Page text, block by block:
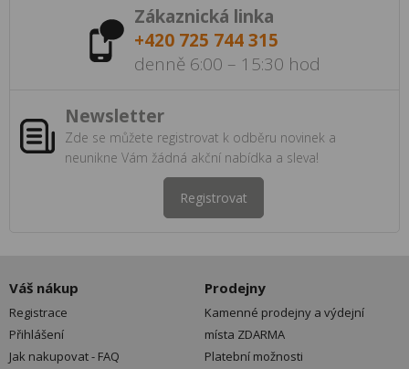
Zákaznická linka
+420 725 744 315
denně 6:00 – 15:30 hod
Newsletter
Zde se můžete registrovat k odběru novinek a
neunikne Vám žádná akční nabídka a sleva!
Registrovat
Váš nákup
Registrace
Přihlášení
Jak nakupovat - FAQ
Prodejny
Kamenné prodejny a výdejní
místa ZDARMA
Platební možnosti